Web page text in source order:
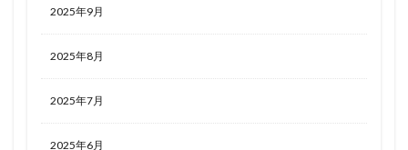
2025年9月
2025年8月
2025年7月
2025年6月